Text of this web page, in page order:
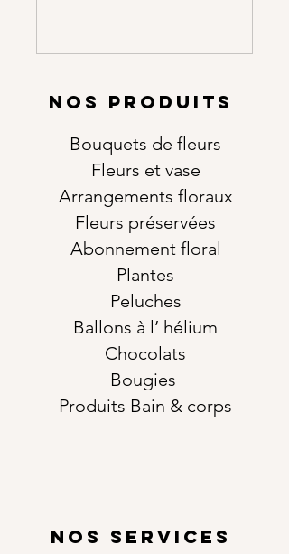
NOS PRODUITS
Bouquets de fleurs
Fleurs et vase
Arrangements floraux
Fleurs préservées
Abonnement floral
Plantes
Peluches
Ballons à l’ hélium
Chocolats
Bougies
Produits Bain & corps
NOS SERVICES